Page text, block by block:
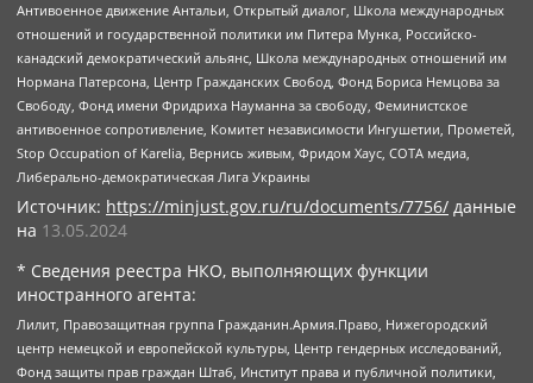
Антивоенное движение Антальи, Открытый диалог, Школа международных
отношений и государственной политики им Питера Мунка, Российско-
канадский демократический альянс, Школа международных отношений им
Нормана Патерсона, Центр Гражданских Свобод, Фонд Бориса Немцова за
Свободу, Фонд имени Фридриха Науманна за свободу, Феминистское
антивоенное сопротивление, Комитет независимости Ингушетии, Прометей,
Stop Occupation of Karelia, Вернись живым, Фридом Хаус, СОТА медиа,
Либерально-демократическая Лига Украины
Источник: https://minjust.gov.ru/ru/documents/7756/ данные
на 13.05.2024
* Сведения реестра НКО, выполняющих функции
иностранного агента:
Лилит, Правозащитная группа Гражданин.Армия.Право, Нижегородский
центр немецкой и европейской культуры, Центр гендерных исследований,
Фонд защиты прав граждан Штаб, Институт права и публичной политики,